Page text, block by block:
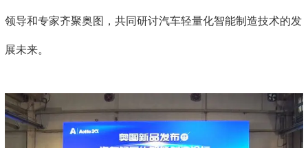
领导和专家齐聚奥图，共同研讨汽车轻量化智能制造技术的发
展未来。